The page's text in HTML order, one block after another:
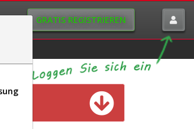
GRATIS REGISTRIEREN